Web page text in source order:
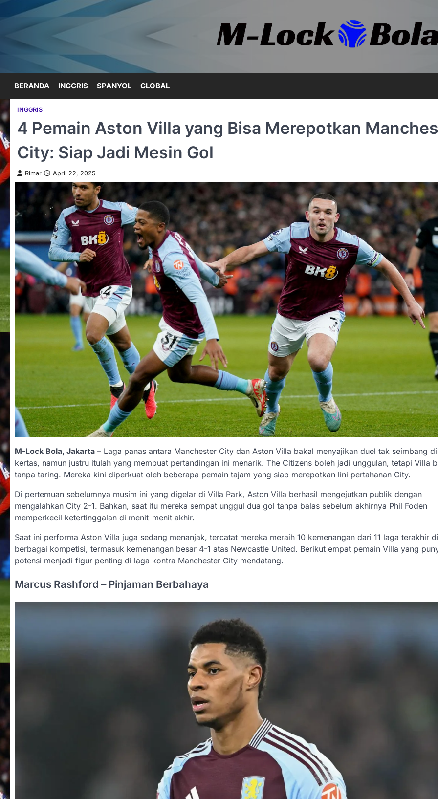
to
content
BERANDA INGGRIS SPANYOL GLOBAL
INGGRIS
4 Pemain Aston Villa yang Bisa Merepotkan
City: Siap Jadi Mesin Gol
Rimar April 22, 2025
M-Lock Bola, Jakarta – Laga panas antara Manchester City dan Aston Villa bakal menyajikan duel tak seimbang
kertas, namun justru itulah yang membuat pertandingan ini menarik. The Citizens boleh jadi unggulan, tetapi Villa
tanpa taring. Mereka kini diperkuat oleh beberapa pemain tajam yang siap merepotkan lini pertahanan City.
Di pertemuan sebelumnya musim ini yang digelar di Villa Park, Aston Villa berhasil mengejutkan publik dengan
mengalahkan City 2-1. Bahkan, saat itu mereka sempat unggul dua gol tanpa balas sebelum akhirnya Phil Foden
memperkecil ketertinggalan di menit-menit akhir.
Saat ini performa Aston Villa juga sedang menanjak, tercatat mereka meraih 10 kemenangan dari 11 laga terakhir di
berbagai kompetisi, termasuk kemenangan besar 4-1 atas Newcastle United. Berikut empat pemain Villa yang
potensi menjadi figur penting di laga kontra Manchester City mendatang.
Marcus Rashford – Pinjaman Berbahaya